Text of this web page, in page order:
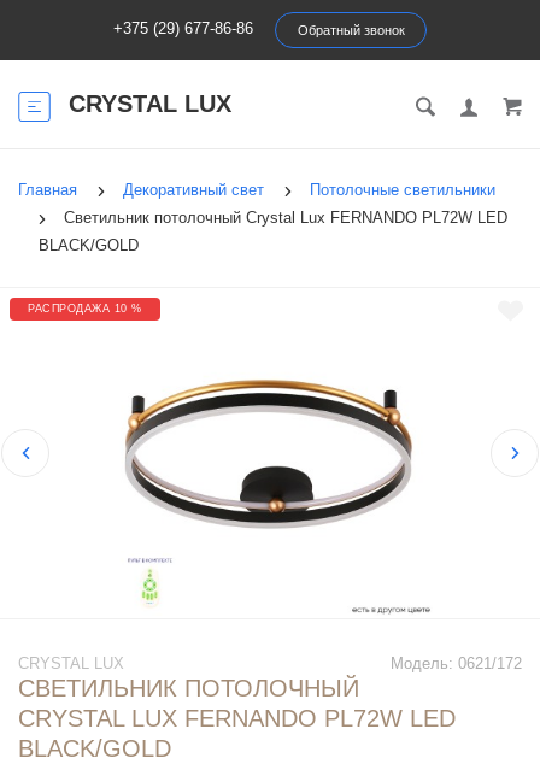
+375 (29) 677-86-86 Обратный звонок
CRYSTAL LUX
Главная Декоративный свет
Потолочные светильники
Светильник потолочный Crystal Lux FERNANDO PL72W LED
BLACK/GOLD
РАСПРОДАЖА 10 %
Модель: 0621/172
CRYSTAL LUX
СВЕТИЛЬНИК ПОТОЛОЧНЫЙ
CRYSTAL LUX FERNANDO PL72W LED
BLACK/GOLD